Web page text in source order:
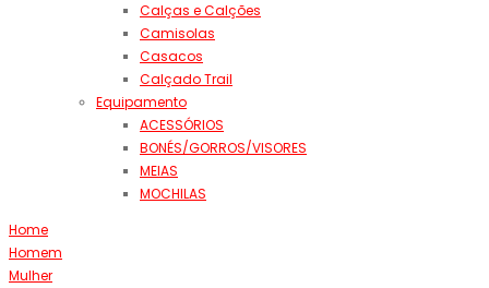
Calças e Calções
Camisolas
Casacos
Calçado Trail
Equipamento
ACESSÓRIOS
BONÉS/GORROS/VISORES
MEIAS
MOCHILAS
Home
Homem
Mulher